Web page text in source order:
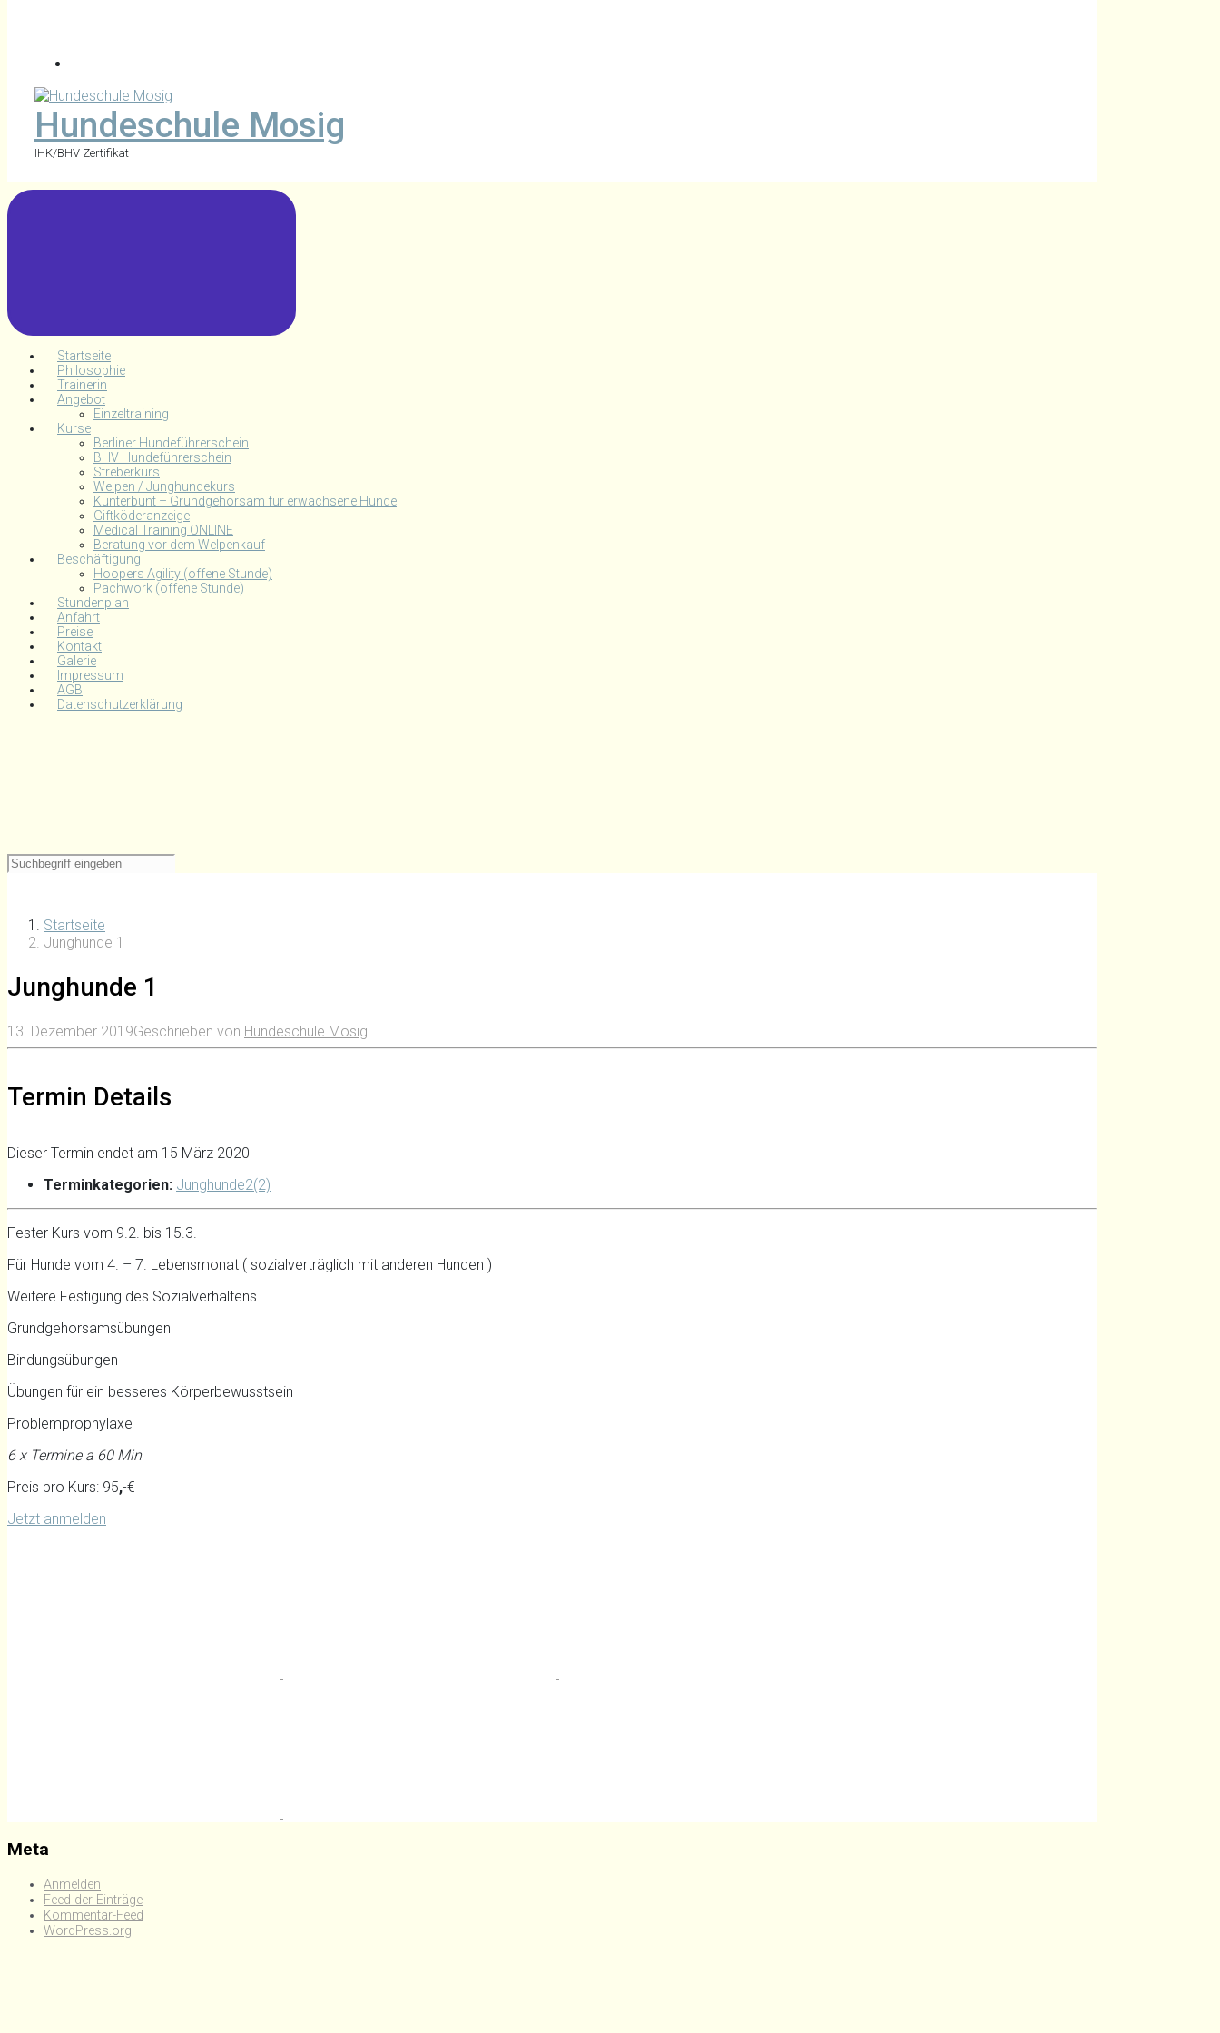
Hundeschule Mosig
IHK/BHV Zertifikat
Startseite
Philosophie
Trainerin
Angebot
Einzeltraining
Kurse
Berliner Hundeführerschein
BHV Hundeführerschein
Streberkurs
Welpen / Junghundekurs
Kunterbunt – Grundgehorsam für erwachsene Hunde
Giftköderanzeige
Medical Training ONLINE
Beratung vor dem Welpenkauf
Beschäftigung
Hoopers Agility (offene Stunde)
Pachwork (offene Stunde)
Stundenplan
Anfahrt
Preise
Kontakt
Galerie
Impressum
AGB
Datenschutzerklärung
Startseite
Junghunde 1
Junghunde 1
13. Dezember 2019Geschrieben von Hundeschule Mosig
Termin Details
Dieser Termin endet am 15 März 2020
Terminkategorien: Junghunde2(2)
Fester Kurs vom 9.2. bis 15.3.
Für Hunde vom 4. – 7. Lebensmonat ( sozialverträglich mit anderen Hunden )
Weitere Festigung des Sozialverhaltens
Grundgehorsamsübungen
Bindungsübungen
Übungen für ein besseres Körperbewusstsein
Problemprophylaxe
6 x Termine a 60 Min
Preis pro Kurs: 95,-€
Jetzt anmelden
Meta
Anmelden
Feed der Einträge
Kommentar-Feed
WordPress.org